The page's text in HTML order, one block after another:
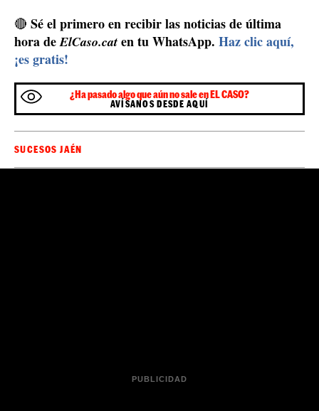
🔴 Sé el primero en recibir las noticias de última
hora deElCaso.cat en tu WhatsApp. Haz clic aquí,
¡es gratis!
¿Ha pasado algo que aún no sale en EL CASO?
AVÍSANOS DESDE AQUÍ
SUCESOS JAÉN